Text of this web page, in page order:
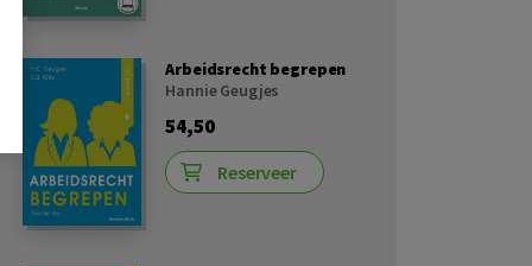
Arbeidsrecht begrepen
Hannie Geugjes
54,50
Reserveer